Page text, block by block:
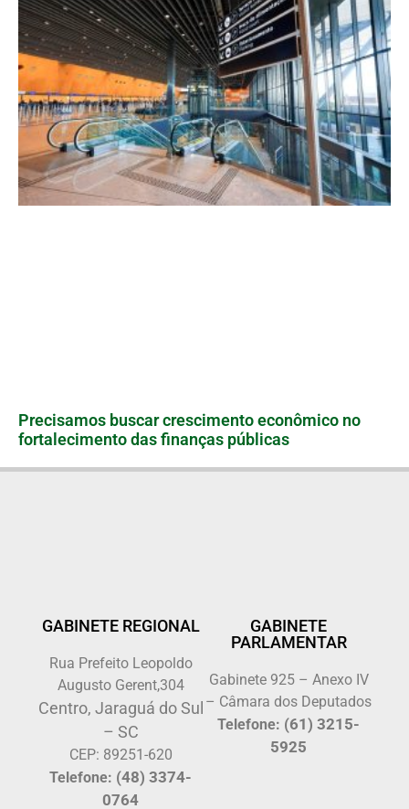
Precisamos buscar crescimento econômico no
fortalecimento das finanças públicas
GABINETE REGIONAL
Rua Prefeito Leopoldo
Augusto Gerent,304
Centro, Jaraguá do Sul
– SC
CEP: 89251-620
Telefone: (48) 3374-
0764
GABINETE
PARLAMENTAR
Gabinete 925 – Anexo IV
– Câmara dos Deputados
Telefone: (61) 3215-
5925